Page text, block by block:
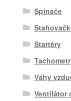
Spínače
Startéry
Váhy
Ventilátor